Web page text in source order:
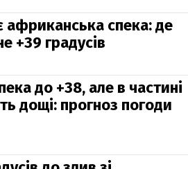
африканська спека: де
+39 градусів
до +38, але в частині
дощі: прогноз погоди